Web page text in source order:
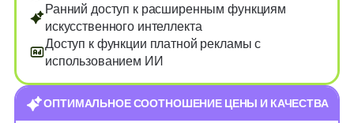
Ранний доступ к расширенным функциям
искусственного интеллекта
Доступ к функции платной рекламы с
использованием ИИ
ОПТИМАЛЬНОЕ СООТНОШЕНИЕ ЦЕНЫ И КАЧЕСТВА